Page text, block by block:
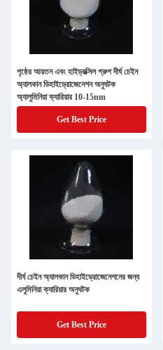
পৃষ্ঠের আয়তন এবং হাইড্রক্সিল গ্রুপ দীর্ঘ চেইন
অ্যালকান ডিহাইড্রোজেনেশন অনুঘটক
অ্যালুমিনিয়া ক্যারিয়ার 10-15nm
Get Best Price
দীর্ঘ চেইন অ্যালকান ডিহাইড্রোজেনেশনের জন্য
এলুমিনিয়া ক্যারিয়ার অনুঘটক
Get Best Price